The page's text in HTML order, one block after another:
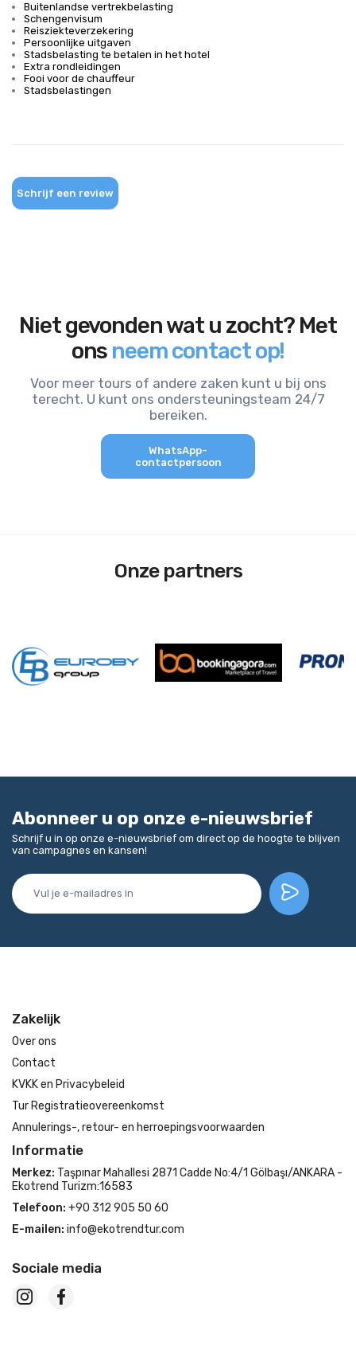
Buitenlandse vertrekbelasting
Schengenvisum
Reisziekteverzekering
Persoonlijke uitgaven
Stadsbelasting te betalen in het hotel
Extra rondleidingen
Fooi voor de chauffeur
Stadsbelastingen
Schrijf een review
Niet gevonden wat u zocht? Met
ons neem contact op!
Voor meer tours of andere zaken kunt u bij ons
terecht. U kunt ons ondersteuningsteam 24/7
bereiken.
WhatsApp-
contactpersoon
Onze partners
Abonneer u op onze e-nieuwsbrief
Schrijf u in op onze e-nieuwsbrief om direct op de hoogte te blijven
van campagnes en kansen!
Zakelijk
Over ons
Contact
KVKK en Privacybeleid
Tur Registratieovereenkomst
Annulerings-, retour- en herroepingsvoorwaarden
Informatie
Merkez: Taşpınar Mahallesi 2871 Cadde No:4/1 Gölbaşı/ANKARA -
Ekotrend Turizm:16583
Telefoon: +90 312 905 50 60
E-mailen: info@ekotrendtur.com
Sociale media